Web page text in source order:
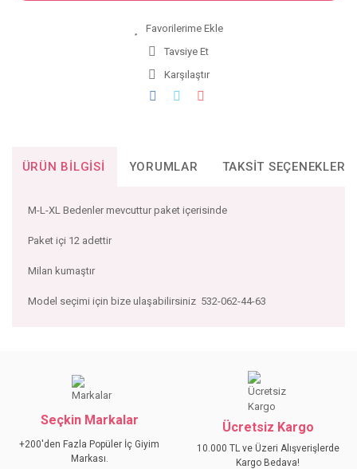
Tavsiye Et
Karşılaştır
ÜRÜN BILGISI YORUMLAR TAKSIT SEÇENEKLERI
M-L-XL Bedenler mevcuttur paket içerisinde
Paket içi 12 adettir
Milan kumaştır
Model seçimi için bize ulaşabilirsiniz 532-062-44-63
kullanarak tarafımıza iletebilirsiniz.
Görüş ve önerileriniz için teşekkür ederiz.
Ürün açıklamasında eksik bilgiler bulunuyor.
Seçkin Markalar
+200'den Fazla Popüler İç Giyim
Markası.
Ücretsiz Kargo
10.000 TL ve Üzeri Alışverişlerde
Kargo Bedava!